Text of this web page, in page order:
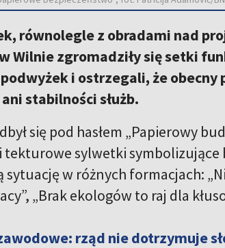
równolegle z obradami nad
Wilnie zgromadziły się setki
i ostrzegali, że
stabilności służb.
się pod hasłem „Papierowy
tekturowe sylwetki symbolizujące
w różnych formacjach:
„Brak ekologów to raj dla
rząd nie dotrzymuje